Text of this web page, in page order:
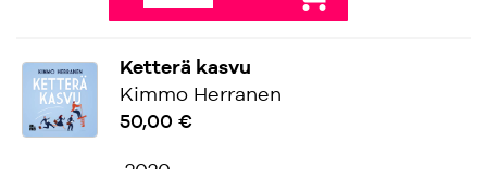
Ketterä kasvu
Kimmo Herranen
50,00 €